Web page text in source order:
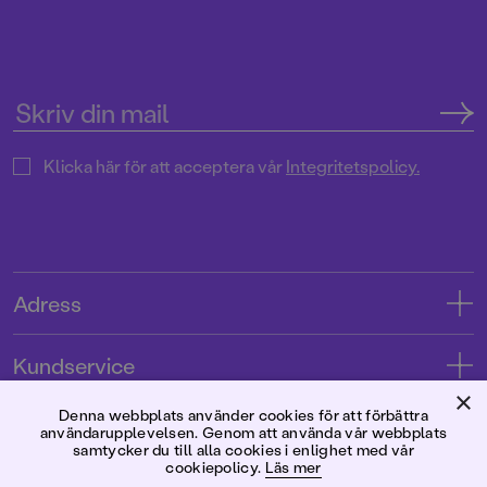
Klicka här för att acceptera vårIntegritetspolicy.
Adress
Tryckerigatan 4
Kundservice
Kontakta oss
Kundservice
Förlaget
×
Denna webbplats använder cookies för att förbättra
användarupplevelsen. Genom att använda vår webbplats
samtycker du till alla cookies i enlighet med vår
cookiepolicy. Läs mer